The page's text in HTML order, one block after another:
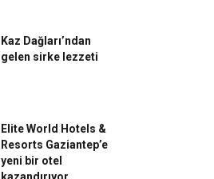
Kaz Dağları’ndan
gelen sirke lezzeti
Elite World Hotels &
Resorts Gaziantep’e
yeni bir otel
kazandırıyor